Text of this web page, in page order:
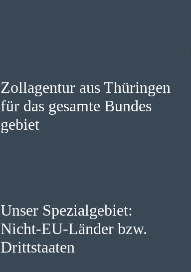
Zollagentur aus Thüringen
für das gesamte Bundes
gebiet
Unser Spezialgebiet:
Nicht-EU-Länder bzw.
Drittstaaten